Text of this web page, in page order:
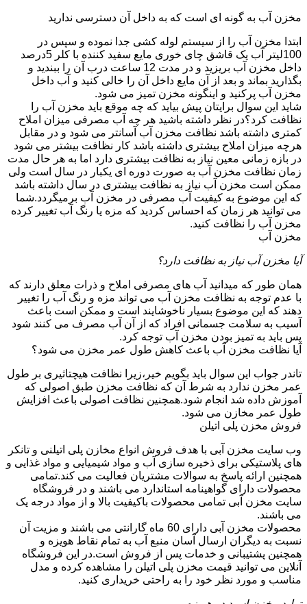
مخزن آب به گونه ای است که به داخل آن دسترسی ندارید
ابتدا مخزن آب را از سیستم لوله کشی جدا نموده و سپس در
100لیتر آب یک قاشق چای خوری مایع سفید کننده با کلر 5درصد
داخل مخزن آب بریزید و در مدت 12 ساعت درب آن را ببندید و
بگذارید بماند و بعد از آن مایع داخل آن را خالی کنید و آب داخل
مخزن آب پرکنید و اینگونه مخزن تمیز می شود.
شاید این سوال برایتان پیش بیاید که چه موقع باید مخزن آب را
نظافت کرد؟در نظر داشته باشید هر چه آب مصرفی میزان املاح
کمتری داشته باشد نظافت مخزن آب آسانتر می شود و در مقابل
هرچه میزان املاح بیشتری داشته باشد کار نظافت بیشتر می شود
در بازه زمانی معین نیاز به نظافت بیشتری دارد اما به هر حال مدت
زمان نظافت مخزن آب به صورت دوره ای یکبار در سال است ولی
ممکن است مخزن آب نیاز به نظافت بیشتری در سال داشته باشد
که این موضوع به کیفیت آب مصرفی در مخزن آب برمیگردد.شما
می توانید هر زمان که احساس کردید که مزه یا رنگ آب تغییر کرده
مخزن آب را نظافت کنید.
مخزن آب
آیا مخزن آب نیاز به نظافت دارد؟
همان طور که میدانید آب های مصرفی املاح و ذرات معلق دارند که
با عدم توجه به نظافت مخزن آب می تواند مزه و رنگ آب را تغییر
دهند که این موضوع بسیار ناخوشایند است و ممکن است باعث
آسیب به سلامت جسمانی افراد که از آن آب مصرف می کنند شود
پس باید به تمیز بودن مخزن آب توجه کرد.
آیا نظافت مخزن آب باعث کاهش طول عمر مخزن می شود؟
تاندر جواب این سوال باید بگویم خیر،زیرا نظافت هیچتاثیری بر طول
عمر مخزن ندارد به شرط آن که نظافت مخزن طبق اصولی که
آموزش داده شد انجام شود.همچنین نظافت اصولی باعث افزایش
طول عمر مخازن می شود.
فروش مخزن پلی اتیلن
وب سایت مخزن آبی با هدف فروش انواع مخازن پلی اتیلنی و تانکر
های پلاستیکی برای ذخیره سازی آب و مواد شیمیایی و مواد غذایی و
همچنین ارائه پاسخ به سوالات مشتریان فعالیت می کند.تمامی
محصولات دارای گواهینامه استاندارد می باشند و در فروشگاه
سایت مخزن آبی تمامی محصولات باکیفیت بالا و از مواد درجه یک
می باشند.
محصولات مخزن آبی دارای 60 ماه گارانتی می باشند و مزیت آن
نسبت به دیگران ارسال آسان منبع آب به تمام نقاط هویزه و
همچنین پشتیبانی و خدمات پس از فروش است.در این فروشگاه
آنلاین می توانید قیمت مخزن پلی اتیلن را مشاهده کرده و مدل
مناسب و مورد نظر خود را به راحتی خریداری کنید.